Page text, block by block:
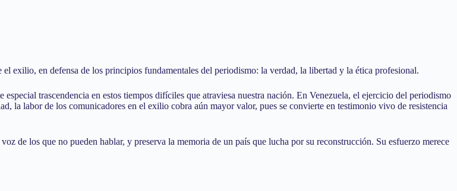
exilio, en defensa de los principios fundamentales del periodismo: la verdad, la libertad y la ética profesional.
especial trascendencia en estos tiempos difíciles que atraviesa nuestra nación. En Venezuela, el ejercicio del periodismo
la labor de los comunicadores en el exilio cobra aún mayor valor, pues se convierte en testimonio vivo de resistencia
de los que no pueden hablar, y preserva la memoria de un país que lucha por su reconstrucción. Su esfuerzo merece